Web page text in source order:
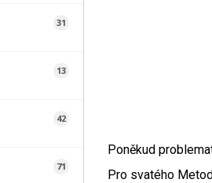
31
13
42
71
Poněkud
Pro svatého